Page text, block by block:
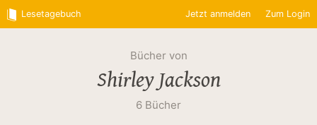
Lesetagebuch Jetzt anmelden Zum Login
Bücher von
Shirley Jackson
6 Bücher